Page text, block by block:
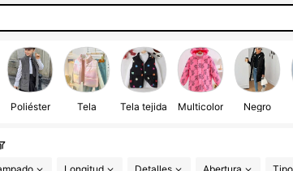
Poliéster Tela Tela tejida Multicolor Negro